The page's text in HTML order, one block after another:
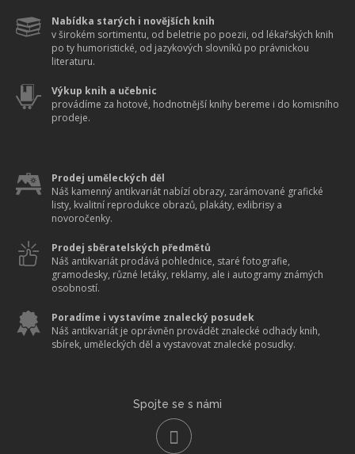
Nabídka starých i novějších knih
v širokém sortimentu, od beletrie po poezii, od lékařských knih
po ty humoristické, od jazykových slovníků po právnickou
literaturu.
Výkup knih a učebnic
provádíme za hotové, hodnotnější knihy bereme i do komisního
prodeje.
Prodej uměleckých děl
Náš kamenný antikvariát nabízí obrazy, zarámované grafické
listy, kvalitní reprodukce obrazů, plakáty, exlibrisy a
novoročenky.
Prodej sběratelských předmětů
Náš antikvariát prodává pohlednice, staré fotografie,
gramodesky, různé letáky, reklamy, ale i autogramy známých
osobností.
Poradíme i vystavíme znalecký posudek
Náš antikvariát je oprávněn provádět znalecké odhady knih,
sbírek, uměleckých děl a vystavovat znalecké posudky.
Spojte se s námi